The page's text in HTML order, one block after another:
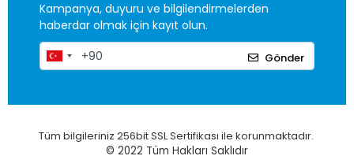
Kampanya, duyuru ve bilgilendirmelerden
haberdar olmak için kayıt olun.
Gönder
Tüm bilgileriniz 256bit SSL Sertifikası ile korunmaktadır.
© 2022 Tüm Hakları Saklıdır